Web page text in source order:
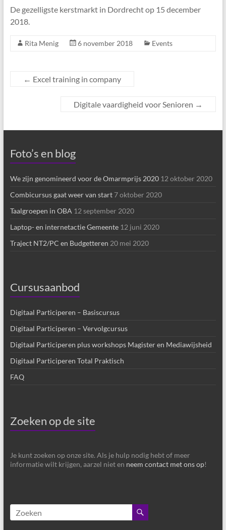
De gezelligste kerstmarkt in Dordrecht op 15 december
2018.
Rita Menig 6 november 2018 Events
← Excel training in company
Digitale vaardigheid voor Senioren →
Foto’s en blog
We zijn genomineerd voor de Omarmprijs 2020 12 oktober 2020
Combicursus gaat weer van start 7 oktober 2020
Taalgroepen in OBA 12 september 2020
Laptop- en internetactie Gemeente 12 juni 2020
Traject NT2/PC en Budgetteren 20 mei 2020
Cursusaanbod
Digitaal Participeren – Basiscursus
Digitaal Participeren – Vervolgcursus
Digitaal Participeren plus workshops Magister en Mediawijsheid
Digitaal Participeren Total Praktisch
FAQ
Zoeken op de site
Je kunt zoeken op onze site. Als je hulp nodig hebt of meer
informatie wilt krijgen, aarzel niet en neem contact met ons op!